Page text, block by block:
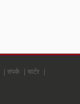
संपर्क
चार्टर